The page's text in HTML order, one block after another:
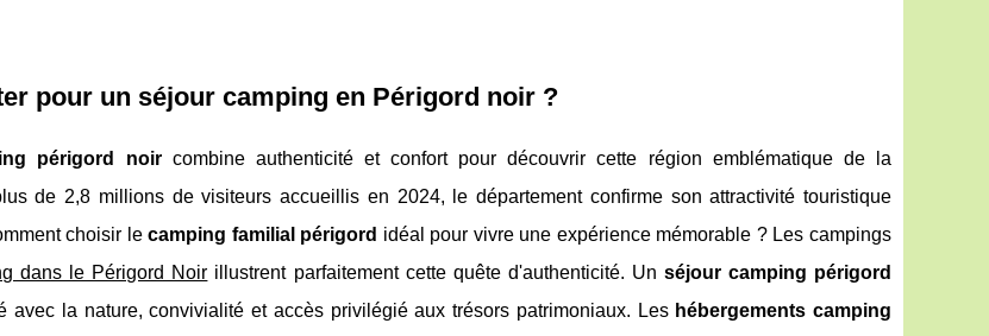
pour un séjour camping en Périgord noir ?
périgord noircombine authenticité et confort pour découvrir cette région emblématique de la
de 2,8 millions de visiteurs accueillis en 2024, le département confirme son attractivité touristique
choisir lecamping familial périgord idéal pour vivre une expérience mémorable ? Les campings
dans le Périgord Noir illustrent parfaitement cette quête d'authenticité. Un séjour camping périgord
avec la nature, convivialité et accès privilégié aux trésors patrimoniaux. Les hébergements camping